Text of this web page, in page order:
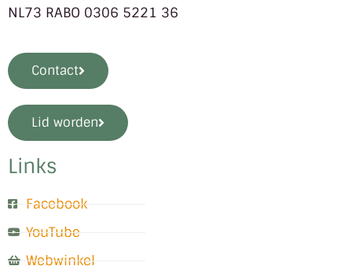
NL73 RABO 0306 5221 36
Contact
Lid worden
Links
Facebook
YouTube
Webwinkel